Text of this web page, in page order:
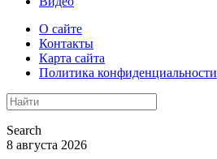
О сайте
Контакты
Карта сайта
Политика конфиденциальности
Search
8 августа 2026